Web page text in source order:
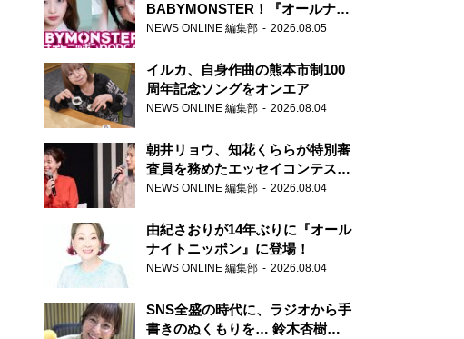
BABYMONSTER！『オールナイ
トニッポンPODCAST』月替わり
NEWS ONLINE 編集部 2026.08.05
イルカ、自身作曲の熊本市制100
周年記念ソングをオンエア
NEWS ONLINE 編集部 2026.08.04
朝井リョウ、知花くららが特別審
査員を務めたエッセイコンテスト
の特別番組「#いまあなたに伝え
NEWS ONLINE 編集部 2026.08.04
由紀さおりが14年ぶりに『オール
ナイトニッポン』に登場！
NEWS ONLINE 編集部 2026.08.04
SNS全盛の時代に、ラジオから手
書きのぬくもりを… 鈴木杏樹の